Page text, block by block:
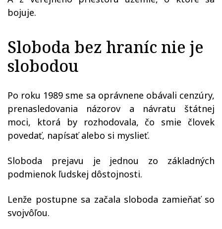
bojuje.
Sloboda bez hraníc nie je
slobodou
Po roku 1989 sme sa oprávnene obávali cenzúry,
prenasledovania názorov a návratu štátnej
moci, ktorá by rozhodovala, čo smie človek
povedať, napísať alebo si myslieť.
Sloboda prejavu je jednou zo základných
podmienok ľudskej dôstojnosti.
Lenže postupne sa začala sloboda zamieňať so
svojvôľou.